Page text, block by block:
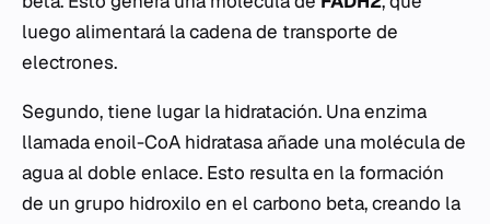
luego alimentará la cadena de transporte de
electrones.
Segundo, tiene lugar la hidratación. Una enzima
llamada enoil-CoA hidratasa añade una molécula de
agua al doble enlace. Esto resulta en la formación
de un grupo hidroxilo en el carbono beta, creando la